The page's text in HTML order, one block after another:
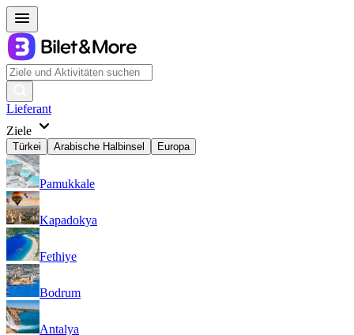
Lieferant
Ziele
Türkei Arabische Halbinsel Europa
Pamukkale
Kapadokya
Fethiye
Bodrum
Antalya